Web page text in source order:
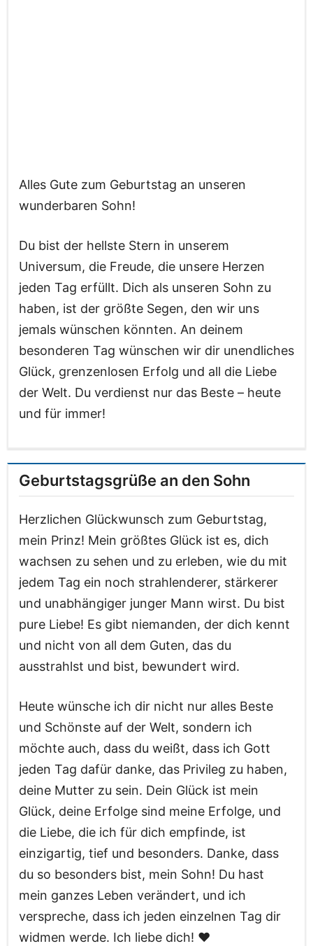
Alles Gute zum Geburtstag an unseren
wunderbaren Sohn!
Du bist der hellste Stern in unserem
Universum, die Freude, die unsere Herzen
jeden Tag erfüllt. Dich als unseren Sohn zu
haben, ist der größte Segen, den wir uns
jemals wünschen könnten. An deinem
besonderen Tag wünschen wir dir unendliches
Glück, grenzenlosen Erfolg und all die Liebe
der Welt. Du verdienst nur das Beste – heute
und für immer!
Geburtstagsgrüße an den Sohn
Herzlichen Glückwunsch zum Geburtstag,
mein Prinz! Mein größtes Glück ist es, dich
wachsen zu sehen und zu erleben, wie du mit
jedem Tag ein noch strahlenderer, stärkerer
und unabhängiger junger Mann wirst. Du bist
pure Liebe! Es gibt niemanden, der dich kennt
und nicht von all dem Guten, das du
ausstrahlst und bist, bewundert wird.
Heute wünsche ich dir nicht nur alles Beste
und Schönste auf der Welt, sondern ich
möchte auch, dass du weißt, dass ich Gott
jeden Tag dafür danke, das Privileg zu haben,
deine Mutter zu sein. Dein Glück ist mein
Glück, deine Erfolge sind meine Erfolge, und
die Liebe, die ich für dich empfinde, ist
einzigartig, tief und besonders. Danke, dass
du so besonders bist, mein Sohn! Du hast
mein ganzes Leben verändert, und ich
verspreche, dass ich jeden einzelnen Tag dir
widmen werde. Ich liebe dich! ❤️